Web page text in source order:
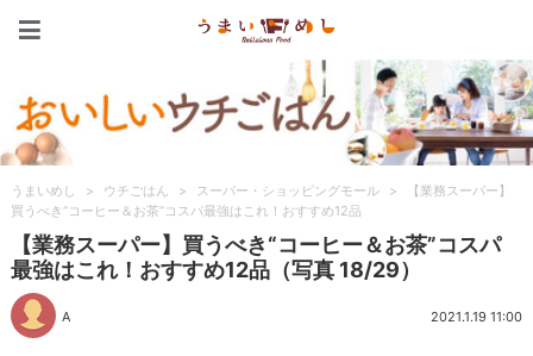
うまいめし > ウチごはん > スーパー・ショッピングモール >
【業務スーパー】
買うべき“コーヒー＆お茶”コスパ最強はこれ！おすすめ12品
【業務スーパー】買うべき“コーヒー＆お茶”コスパ
最強はこれ！おすすめ12品（写真 18/29）
A 2021.1.19 11:00